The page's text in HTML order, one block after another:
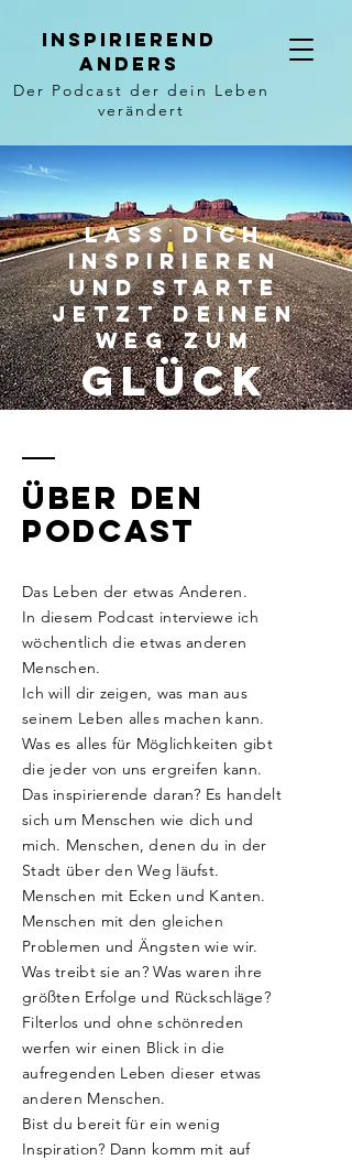
Inspirierend
anders
Der Podcast der dein Leben
verändert
Lass dich
inspirieren
und starte
jetzt deinen
Weg zum
glück
über den
Podcast
Das Leben der etwas Anderen.
In diesem Podcast interviewe ich
wöchentlich die etwas anderen
Menschen.
Ich will dir zeigen, was man aus
seinem Leben alles machen kann.
Was es alles für Möglichkeiten gibt
die jeder von uns ergreifen kann.
Das inspirierende daran? Es handelt
sich um Menschen wie dich und
mich. Menschen, denen du in der
Stadt über den Weg läufst.
Menschen mit Ecken und Kanten.
Menschen mit den gleichen
Problemen und Ängsten wie wir.
Was treibt sie an? Was waren ihre
größten Erfolge und Rückschläge?
Filterlos und ohne schönreden
werfen wir einen Blick in die
aufregenden Leben dieser etwas
anderen Menschen.
Bist du bereit für ein wenig
Inspiration? Dann komm mit auf